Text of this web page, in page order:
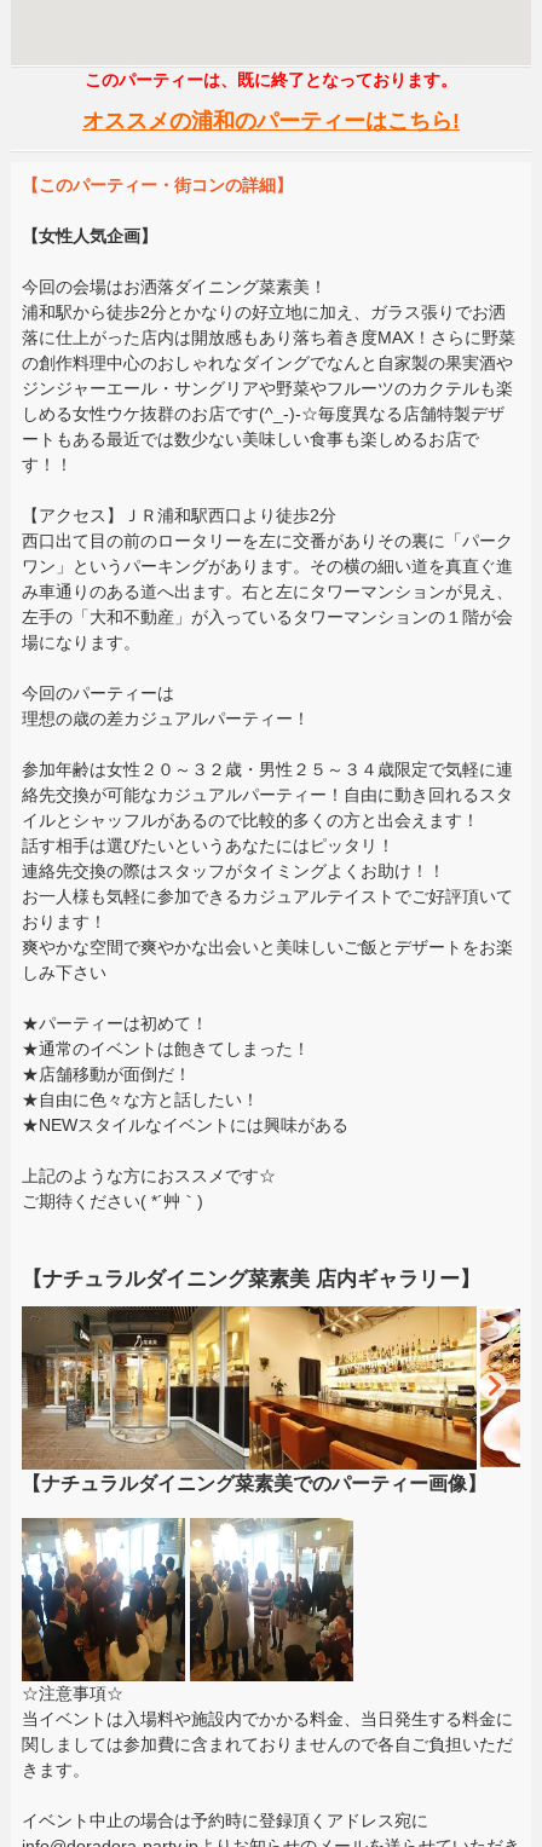
このパーティーは、既に終了となっております。
オススメの浦和のパーティーはこちら!
【このパーティー・街コンの詳細】
【女性人気企画】
今回の会場はお洒落ダイニング菜素美！
浦和駅から徒歩2分とかなりの好立地に加え、ガラス張りでお洒
落に仕上がった店内は開放感もあり落ち着き度MAX！さらに野菜
の創作料理中心のおしゃれなダイングでなんと自家製の果実酒や
ジンジャーエール・サングリアや野菜やフルーツのカクテルも楽
しめる女性ウケ抜群のお店です(^_-)-☆毎度異なる店舗特製デザ
ートもある最近では数少ない美味しい食事も楽しめるお店で
す！！
【アクセス】ＪＲ浦和駅西口より徒歩2分
西口出て目の前のロータリーを左に交番がありその裏に「パーク
ワン」というパーキングがあります。その横の細い道を真直ぐ進
み車通りのある道へ出ます。右と左にタワーマンションが見え、
左手の「大和不動産」が入っているタワーマンションの１階が会
場になります。
今回のパーティーは
理想の歳の差カジュアルパーティー！
参加年齢は女性２０～３２歳・男性２５～３４歳限定で気軽に連
絡先交換が可能なカジュアルパーティー！自由に動き回れるスタ
イルとシャッフルがあるので比較的多くの方と出会えます！
話す相手は選びたいというあなたにはピッタリ！
連絡先交換の際はスタッフがタイミングよくお助け！！
お一人様も気軽に参加できるカジュアルテイストでご好評頂いて
おります！
爽やかな空間で爽やかな出会いと美味しいご飯とデザートをお楽
しみ下さい
★パーティーは初めて！
★通常のイベントは飽きてしまった！
★店舗移動が面倒だ！
★自由に色々な方と話したい！
★NEWスタイルなイベントには興味がある
上記のような方におススメです☆
ご期待ください( *´艸｀)
【ナチュラルダイニング菜素美 店内ギャラリー】
【ナチュラルダイニング菜素美でのパーティー画像】
☆注意事項☆
当イベントは入場料や施設内でかかる料金、当日発生する料金に
関しましては参加費に含まれておりませんので各自ご負担いただ
きます。
イベント中止の場合は予約時に登録頂くアドレス宛に